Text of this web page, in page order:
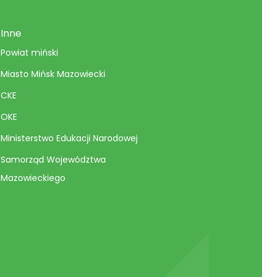
Inne
Powiat miński
Miasto Mińsk Mazowiecki
CKE
OKE
Ministerstwo Edukacji Narodowej
Samorząd Województwa
Mazowieckiego